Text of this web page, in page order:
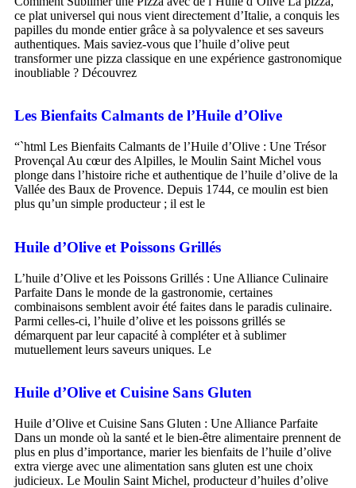
ce plat universel qui nous vient directement d’Italie, a conquis les
papilles du monde entier grâce à sa polyvalence et ses saveurs
authentiques. Mais saviez-vous que l’huile d’olive peut
transformer une pizza classique en une expérience gastronomique
inoubliable ? Découvrez
Les Bienfaits Calmants de l’Huile d’Olive
“`html Les Bienfaits Calmants de l’Huile d’Olive : Une Trésor
Provençal Au cœur des Alpilles, le Moulin Saint Michel vous
plonge dans l’histoire riche et authentique de l’huile d’olive de la
Vallée des Baux de Provence. Depuis 1744, ce moulin est bien
plus qu’un simple producteur ; il est le
Huile d’Olive et Poissons Grillés
L’huile d’Olive et les Poissons Grillés : Une Alliance Culinaire
Parfaite Dans le monde de la gastronomie, certaines
combinaisons semblent avoir été faites dans le paradis culinaire.
Parmi celles-ci, l’huile d’olive et les poissons grillés se
démarquent par leur capacité à compléter et à sublimer
mutuellement leurs saveurs uniques. Le
Huile d’Olive et Cuisine Sans Gluten
Huile d’Olive et Cuisine Sans Gluten : Une Alliance Parfaite
Dans un monde où la santé et le bien-être alimentaire prennent de
plus en plus d’importance, marier les bienfaits de l’huile d’olive
extra vierge avec une alimentation sans gluten est une choix
judicieux. Le Moulin Saint Michel, producteur d’huiles d’olive